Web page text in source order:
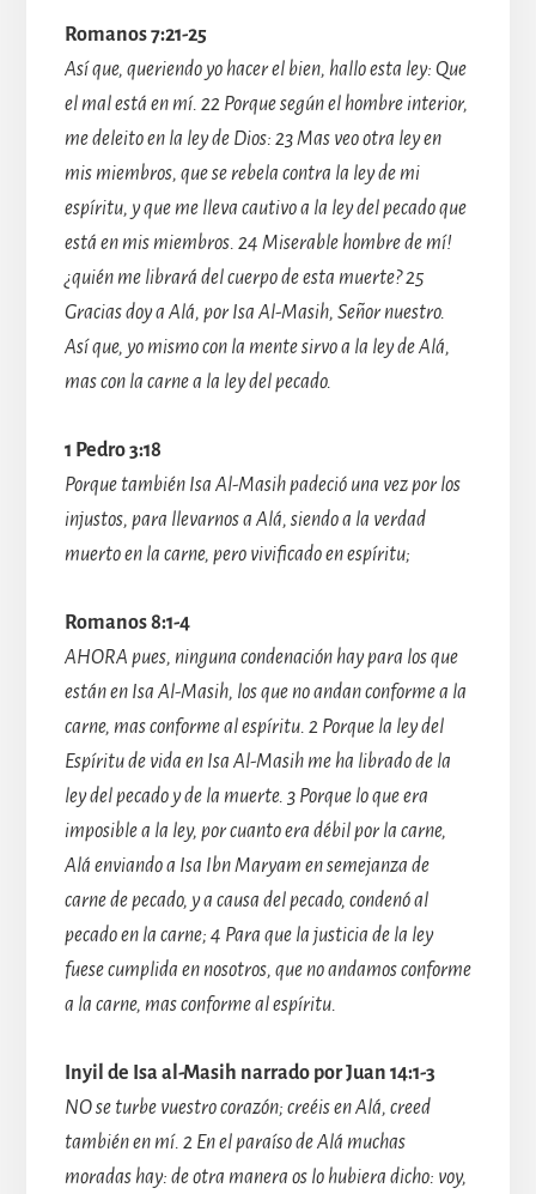
Romanos 7:21-25
Así que, queriendo yo hacer el bien, hallo esta ley: Que
el mal está en mí. 22 Porque según el hombre interior,
me deleito en la ley de Dios: 23 Mas veo otra ley en
mis miembros, que se rebela contra la ley de mi
espíritu, y que me lleva cautivo a la ley del pecado que
está en mis miembros. 24 Miserable hombre de mí!
¿quién me librará del cuerpo de esta muerte? 25
Gracias doy a Alá, por Isa Al-Masih, Señor nuestro.
Así que, yo mismo con la mente sirvo a la ley de Alá,
mas con la carne a la ley del pecado.
1 Pedro 3:18
Porque también Isa Al-Masih padeció una vez por los
injustos, para llevarnos a Alá, siendo a la verdad
muerto en la carne, pero vivificado en espíritu;
Romanos 8:1-4
AHORA pues, ninguna condenación hay para los que
están en Isa Al-Masih, los que no andan conforme a la
carne, mas conforme al espíritu. 2 Porque la ley del
Espíritu de vida en Isa Al-Masih me ha librado de la
ley del pecado y de la muerte. 3 Porque lo que era
imposible a la ley, por cuanto era débil por la carne,
Alá enviando a Isa Ibn Maryam en semejanza de
carne de pecado, y a causa del pecado, condenó al
pecado en la carne; 4 Para que la justicia de la ley
fuese cumplida en nosotros, que no andamos conforme
a la carne, mas conforme al espíritu.
Inyil de Isa al-Masih narrado por Juan 14:1-3
NO se turbe vuestro corazón; creéis en Alá, creed
también en mí. 2 En el paraíso de Alá muchas
moradas hay: de otra manera os lo hubiera dicho: voy,